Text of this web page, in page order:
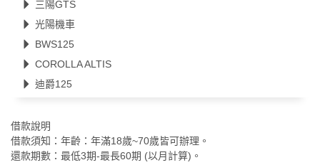
三陽GTS
光陽機車
BWS125
COROLLA ALTIS
迪爵125
借款說明
借款須知：年齡：年滿18歲~70歲皆可辦理。
還款期數：最低3期-最長60期 (以月計算)。